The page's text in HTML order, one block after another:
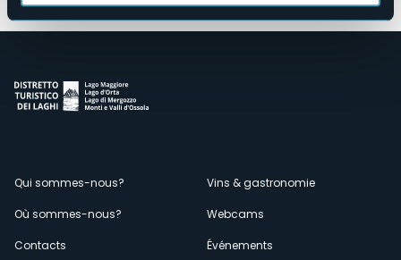
Menù
secondario
Qui sommes-nous?
Où sommes-nous?
Contacts
Vins & gastronomie
Webcams
Événements